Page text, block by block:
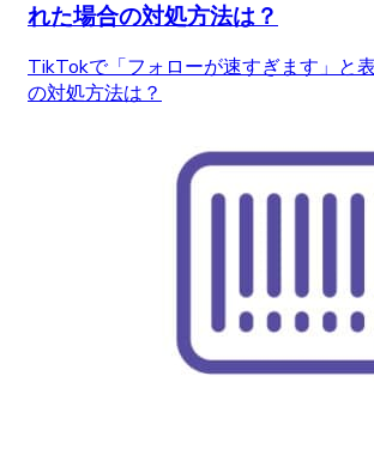
れた場合の対処方法は？
TikTokで「フォローが速すぎます」と
の対処方法は？